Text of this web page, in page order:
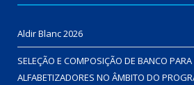
Aldir Blanc 2026
SELEÇÃO E COMPOSIÇÃO DE BANCO
ALFABETIZADORES NO ÂMBITO DO